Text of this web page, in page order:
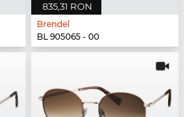
835,31 RON
Brendel
BL 905065 - 00